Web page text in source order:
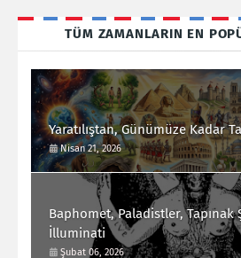
TÜM ZAMANLARIN EN
Yaratılıştan, Günümüze Kadar
Nisan 21, 2026
Baphomet, Paladistler, Tapınak
İlluminati
Şubat 06, 2026